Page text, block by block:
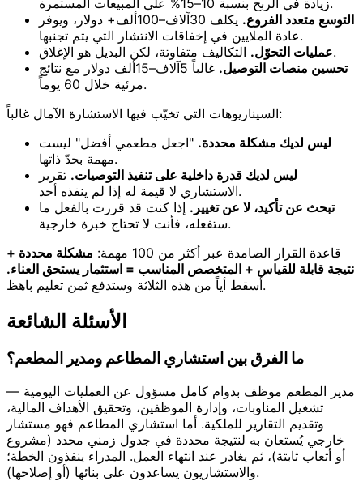
زيادة في الربح بنسبة 10–15% على المبيعات المستمرة.
التوسع متعدد الفروع.
يكلف 30آلاف–100ألف+ دولار، ويوفر
عادة الملايين في إخفاقات الانتشار التي يتم تجنبها.
عمليات التحوّل.التكاليف متفاوتة، لكن البديل هو الإغلاق.
تحسين منصات التوصيل.
غالباً 5آلاف–15ألف دولار مع نتائج
مرئية خلال 60 يوماً.
السيناريوهات التي تخيّب فيها الاستشارة الآمال غالباً:
ليس لديك مشكلة محددة. "اجعل مطعمي أفضل" ليست
مهمة بحدّ ذاتها.
ليس لديك قدرة داخلية على تنفيذ التوصيات. تقرير
الاستشاري لا قيمة له إذا لم ينفذه أحد.
تبحث عن تأكيد، لا عن تغيير. إذا كنت قد قررت بالفعل ما
ستفعله، فأنت لا تحتاج خبرة خارجية.
قاعدة القرار الصامدة عبر أكثر من 100 مهمة:
مشكلة محددة +
نتيجة قابلة للقياس + المتخصص المناسب = استثمار يستحق العناء.
أسقط أياً من هذه الثلاثة وستدفع ثمن تعليم باهظ.
الأسئلة الشائعة
ما الفرق بين استشاري المطاعم ومدير المطعم؟
مدير المطعم موظف بدوام كامل مسؤول عن العمليات اليومية —
تشغيل المناوبات، وإدارة الموظفين، وتحقيق الأهداف المالية،
وتقديم التقارير للملكية. أما استشاري المطاعم فهو مستشار
خارجي يُستعان به لنتيجة محددة في جدول زمني محدد (مشروع
أو أتعاب ثابتة)، ثم يغادر عند انتهاء العمل. المدراء ينفذون الخطة؛
والاستشاريون يساعدون على بنائها (أو إصلاحها).